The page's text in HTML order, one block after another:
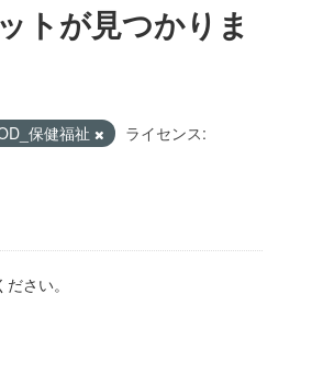
トが見つかりま
保健福祉
ライセンス:
さい。